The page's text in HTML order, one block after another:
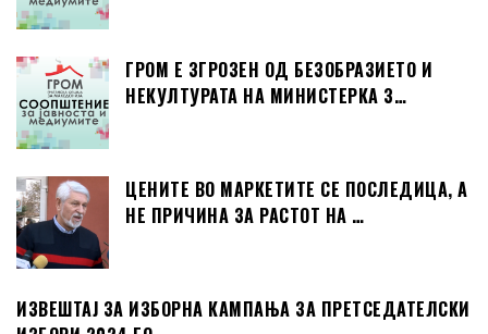
ГРОМ Е ЗГРОЗЕН ОД БЕЗОБРАЗИЕТО И
НЕКУЛТУРАТА НА МИНИСТЕРКА З…
ЦЕНИТЕ ВО МАРКЕТИТЕ СЕ ПОСЛЕДИЦА, А
НЕ ПРИЧИНА ЗА РАСТОТ НА …
ИЗВЕШТАЈ ЗА ИЗБОРНА КАМПАЊА ЗА ПРЕТСЕДАТЕЛСКИ